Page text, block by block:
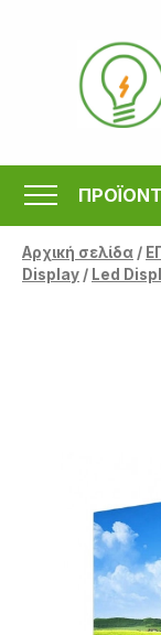
περιεχόμενο
Αρχική σελίδα/
Display/ Led